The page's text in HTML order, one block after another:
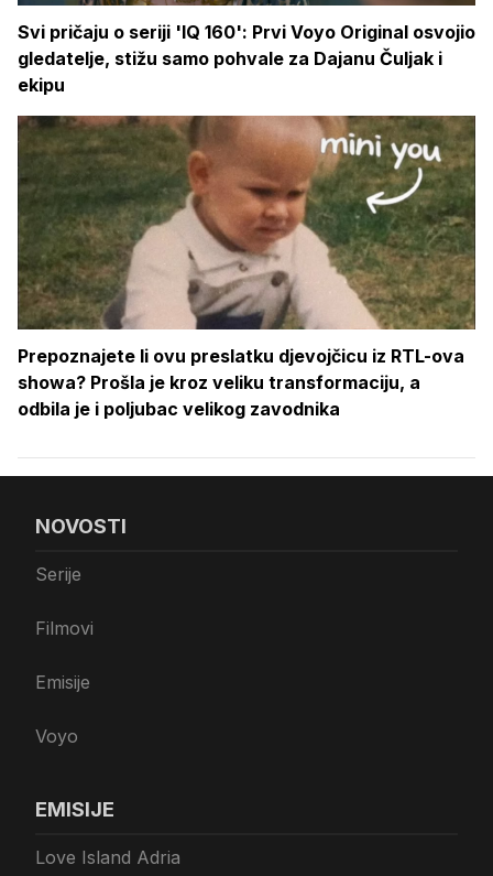
Svi pričaju o seriji 'IQ 160': Prvi Voyo Original osvojio
gledatelje, stižu samo pohvale za Dajanu Čuljak i
ekipu
Prepoznajete li ovu preslatku djevojčicu iz RTL-ova
showa? Prošla je kroz veliku transformaciju, a
odbila je i poljubac velikog zavodnika
NOVOSTI
Serije
Filmovi
Emisije
Voyo
EMISIJE
Love Island Adria